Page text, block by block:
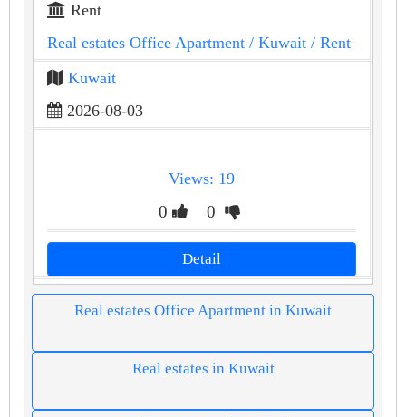
Rent
Real estates Office Apartment / Kuwait / Rent
Kuwait
2026-08-03
Views: 19
0 0
Detail
Real estates Office Apartment in Kuwait
Real estates in Kuwait